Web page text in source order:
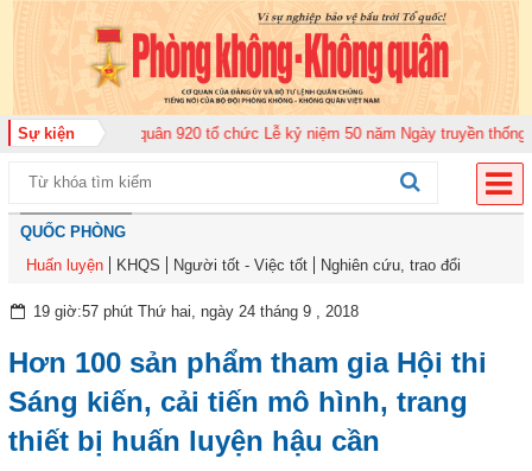
Sự kiện
đoàn Không quân 920 tổ chức Lễ kỷ niệm 50 năm Ngày truyền thống (12-
QUỐC PHÒNG
Huấn luyện
KHQS Người tốt - Việc tốt Nghiên cứu, trao đổi
19 giờ:57 phút Thứ hai, ngày 24 tháng 9 , 2018
Hơn 100 sản phẩm tham gia Hội thi
Sáng kiến, cải tiến mô hình, trang
thiết bị huấn luyện hậu cần